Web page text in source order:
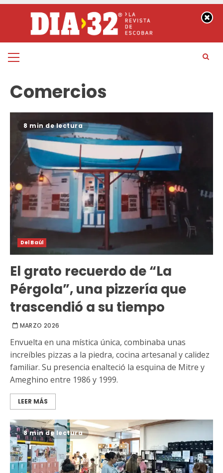
contenido
Menú
Comercios
8 min de lectura
Del Baúl
El grato recuerdo de “La
Pérgola”, una pizzería que
trascendió a su tiempo
MARZO 2026
Envuelta en una mística única, combinaba unas
increíbles pizzas a la piedra, cocina artesanal y calidez
familiar. Su presencia enalteció la esquina de Mitre y
Ameghino entre 1986 y 1999.
LEER MÁS
8 min de lectura